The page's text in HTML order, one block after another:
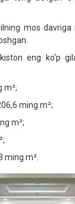
mos
eng ko‘p
m²;
ming m²;
m²;
ming m².